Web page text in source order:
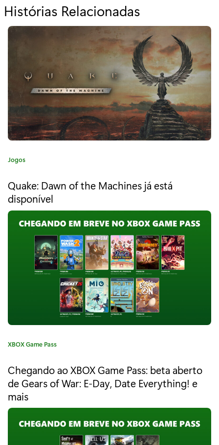
Histórias Relacionadas
a
r
a
"
D
e
s
n
e
a
c
o
n
s
p
a
ã
o
C
e
g
o
Jogos
Quake: Dawn of the Machines já está
disponível
C
e
g
o
XBOX Game Pass
Chegando ao XBOX Game Pass: beta aberto
de Gears of War: E-Day, Date Everything! e
mais